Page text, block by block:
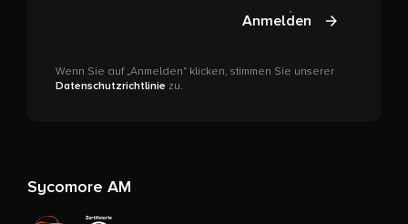
Wenn Sie auf „Anmelden“ klicken, stimmen Sie unserer
Datenschutzrichtlinie zu.
Anmelden
Sycomore AM